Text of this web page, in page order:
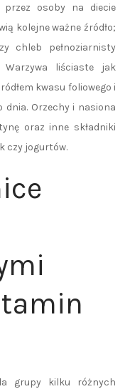
przez osoby na diecie
kolejne ważne źródło;
chleb pełnoziarnisty
liściaste jak
kwasu foliowego i
dnia. Orzechy i nasiona
oraz inne składniki
czy jogurtów.
grupy kilku różnych